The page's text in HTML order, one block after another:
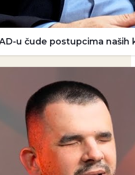
u čude postupcima